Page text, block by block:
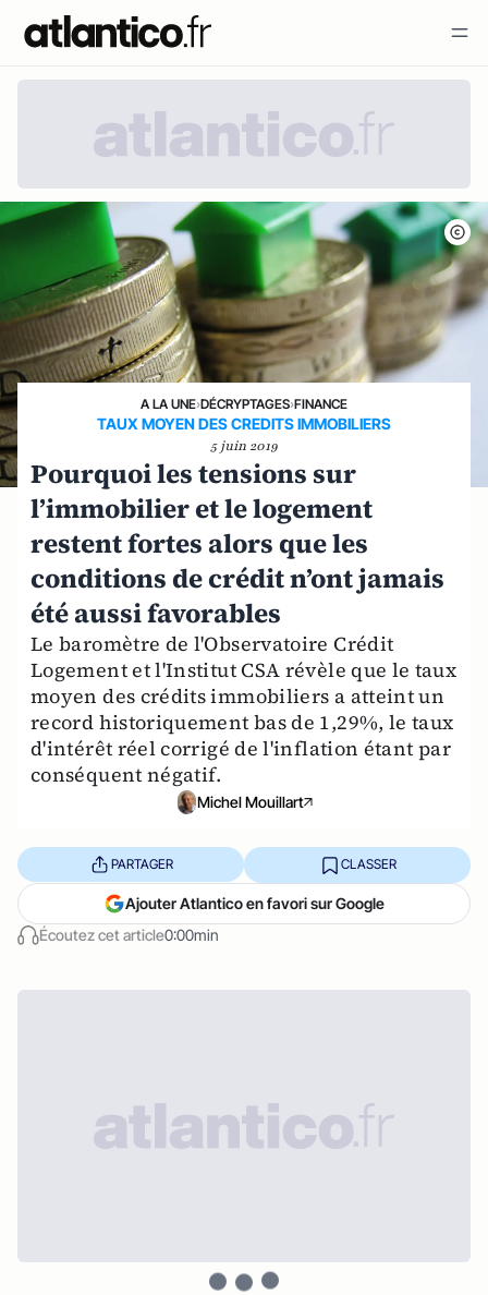
A LA UNE›DÉCRYPTAGES›FINANCE
TAUX MOYEN DES CREDITS IMMOBILIERS
5 juin 2019
Pourquoi les tensions sur
l’immobilier et le logement
restent fortes alors que les
conditions de crédit n’ont jamais
été aussi favorables
Le baromètre de l'Observatoire Crédit
Logement et l'Institut CSA révèle que le taux
moyen des crédits immobiliers a atteint un
record historiquement bas de 1,29%, le taux
d'intérêt réel corrigé de l'inflation étant par
conséquent négatif.
Michel Mouillart
Écoutez cet article0:00min
PARTAGER CLASSER
Ajouter Atlantico en favori sur Google